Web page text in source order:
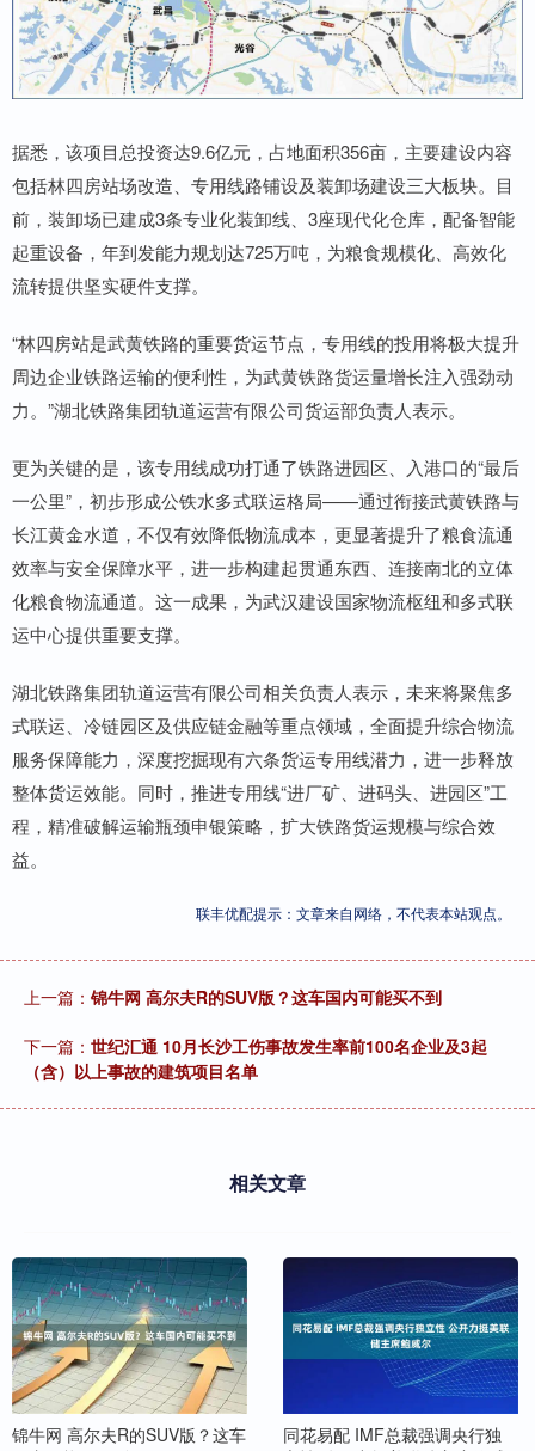
据悉，该项目总投资达9.6亿元，占地面积356亩，主要建设内容
包括林四房站场改造、专用线路铺设及装卸场建设三大板块。目
前，装卸场已建成3条专业化装卸线、3座现代化仓库，配备智能
起重设备，年到发能力规划达725万吨，为粮食规模化、高效化
流转提供坚实硬件支撑。
“林四房站是武黄铁路的重要货运节点，专用线的投用将极大提升
周边企业铁路运输的便利性，为武黄铁路货运量增长注入强劲动
力。”湖北铁路集团轨道运营有限公司货运部负责人表示。
更为关键的是，该专用线成功打通了铁路进园区、入港口的“最后
一公里”，初步形成公铁水多式联运格局——通过衔接武黄铁路与
长江黄金水道，不仅有效降低物流成本，更显著提升了粮食流通
效率与安全保障水平，进一步构建起贯通东西、连接南北的立体
化粮食物流通道。这一成果，为武汉建设国家物流枢纽和多式联
运中心提供重要支撑。
湖北铁路集团轨道运营有限公司相关负责人表示，未来将聚焦多
式联运、冷链园区及供应链金融等重点领域，全面提升综合物流
服务保障能力，深度挖掘现有六条货运专用线潜力，进一步释放
整体货运效能。同时，推进专用线“进厂矿、进码头、进园区”工
程，精准破解运输瓶颈申银策略，扩大铁路货运规模与综合效
益。
联丰优配提示：文章来自网络，不代表本站观点。
上一篇： 锦牛网 高尔夫R的SUV版？这车国内可能买不到
下一篇： 世纪汇通 10月长沙工伤事故发生率前100名企业及3起
（含）以上事故的建筑项目名单
相关文章
锦牛网 高尔夫R的SUV版？这车
同花易配 IMF总裁强调央行独